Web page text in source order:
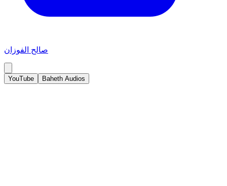
صالح الفوزان
YouTube Baheth Audios